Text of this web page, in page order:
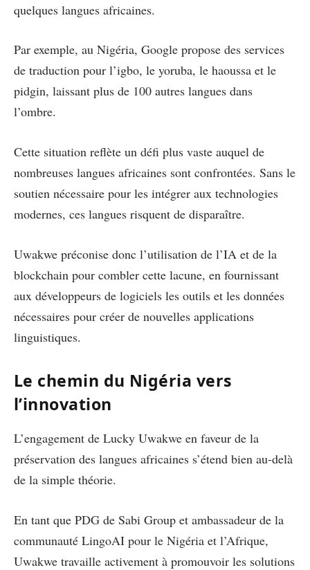
quelques langues africaines.
Par exemple, au Nigéria, Google propose des services
de traduction pour l’igbo, le yoruba, le haoussa et le
pidgin, laissant plus de 100 autres langues dans
l’ombre.
Cette situation reflète un défi plus vaste auquel de
nombreuses langues africaines sont confrontées. Sans le
soutien nécessaire pour les intégrer aux technologies
modernes, ces langues risquent de disparaître.
Uwakwe préconise donc l’utilisation de l’IA et de la
blockchain pour combler cette lacune, en fournissant
aux développeurs de logiciels les outils et les données
nécessaires pour créer de nouvelles applications
linguistiques.
Le chemin du Nigéria vers
l’innovation
L’engagement de Lucky Uwakwe en faveur de la
préservation des langues africaines s’étend bien au-delà
de la simple théorie.
En tant que PDG de Sabi Group et ambassadeur de la
communauté LingoAI pour le Nigéria et l’Afrique,
Uwakwe travaille activement à promouvoir les solutions